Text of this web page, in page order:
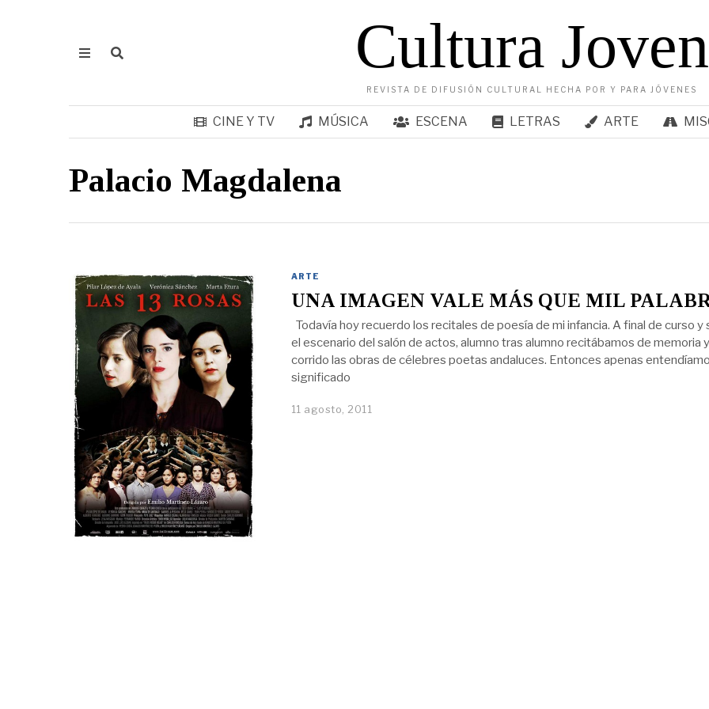
Cultura Joven
REVISTA DE DIFUSIÓN CULTURAL HECHA POR Y PARA JÓVENES
CINE Y TV MÚSICA ESCENA LETRAS ARTE
Palacio Magdalena
ARTE
UNA IMAGEN VALE MÁS QUE MIL
Todavía hoy recuerdo los recitales de poesía de mi infancia. A final de curso y
el escenario del salón de actos, alumno tras alumno recitábamos de memoria y
corrido las obras de célebres poetas andaluces. Entonces apenas
significado
11 agosto, 2011